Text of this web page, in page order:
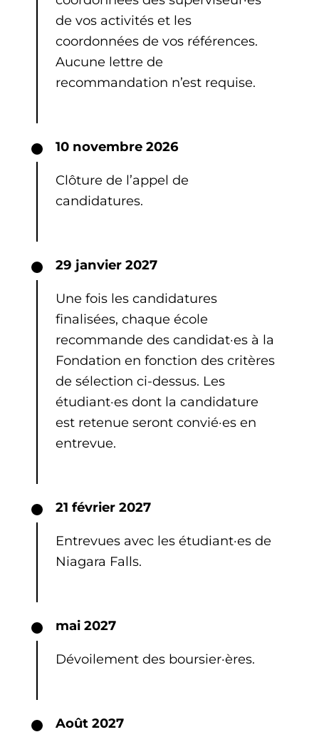
de vos activités et les
coordonnées de vos références.
Aucune lettre de
recommandation n’est requise.
10 novembre 2026
Clôture de l’appel de
candidatures.
29 janvier 2027
Une fois les candidatures
finalisées, chaque école
recommande des candidat·es à la
Fondation en fonction des critères
de sélection ci-dessus. Les
étudiant·es dont la candidature
est retenue seront convié·es en
entrevue.
21 février 2027
Entrevues avec les étudiant·es de
Niagara Falls.
mai 2027
Dévoilement des boursier·ères.
Août 2027